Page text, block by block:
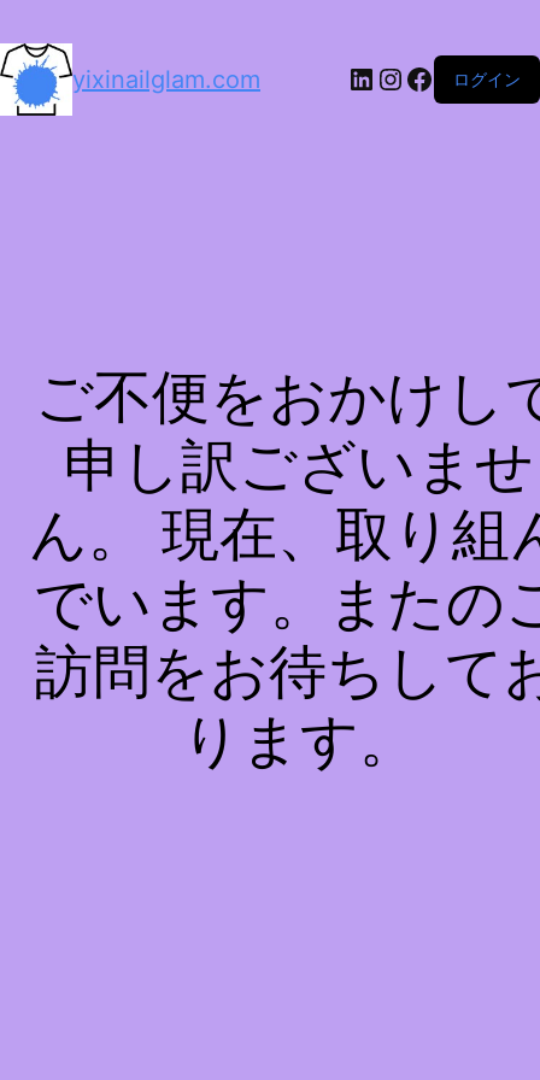
yixinailglam.com LinkedIn
Instagram
Facebook
ログイン
ご不便をおかけし
申し訳ございませ
ん。 現在、取り組
でいます。またの
訪問をお待ちして
ります。